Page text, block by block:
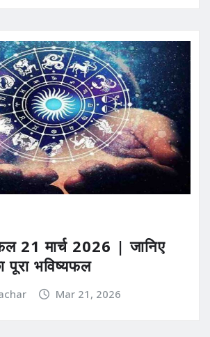
21 मार्च 2026 | जानिए
पूरा भविष्यफल
Mar 21, 2026